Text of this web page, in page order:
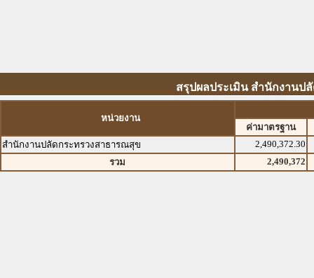
สรุปผลประเมิน สำนักงานป
หน่วยงาน
ค่ามาตรฐาน
สำนักงานปลัดกระทรวงสาธารณสุข
2,490,372.30
รวม
2,490,372